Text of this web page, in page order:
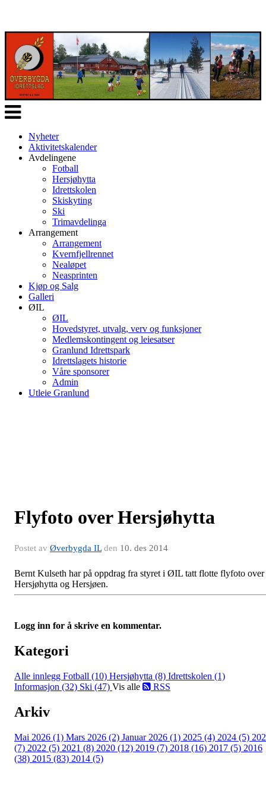
Veksle
navigasjon
Nyheter
Aktivitetskalender
Avdelingene
Fotball
Hersjøhytta
Idrettskolen
Skiskyting
Ski
Trimavdelinga
Arrangement
Arrangement
Kvernfjellrennet
Nealøpet
Neasprinten
Kjøp og Salg
Galleri
ØIL
ØIL
Hovedstyret, utvalg, verv og funksjoner
Medlemskontingent og leiesatser
Granlund Idrettspark
Idrettslagets historie
Våre sponsorer
Admin
Utleie Granlund
Flyfoto over Hersjøhytta
Postet av Øverbygda ILden 10. des 2014
Bernt Kulseth har på oppdrag fra styret i ØIL tatt flotte flyfoto over
Hersjøhytta og Hersjøen.
Logg inn for å skrive en kommentar.
Kategori
Alle innlegg Fotball (10) Hersjøhytta (8) Idrettskolen (1)
Informasjon (32) Ski (47) Vis alle RSS
Arkiv
Mai 2026 (1) Mars 2026 (2) Januar 2026 (1) 2025 (4) 2024 (5)
(7) 2022 (5) 2021 (8) 2020 (12) 2019 (7) 2018 (16) 2017 (5) 2016
(38) 2015 (83) 2014 (5)